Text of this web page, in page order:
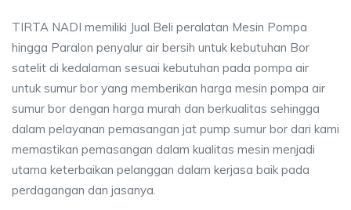
TIRTA NADI memiliki Jual Beli peralatan Mesin Pompa
hingga Paralon penyalur air bersih untuk kebutuhan Bor
satelit di kedalaman sesuai kebutuhan pada pompa air
untuk sumur bor yang memberikan harga mesin pompa air
sumur bor dengan harga murah dan berkualitas sehingga
dalam pelayanan pemasangan jat pump sumur bor dari kami
memastikan pemasangan dalam kualitas mesin menjadi
utama keterbaikan pelanggan dalam kerjasa baik pada
perdagangan dan jasanya.